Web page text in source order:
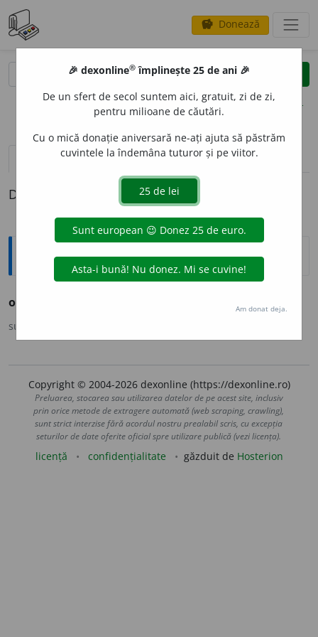
savings Donează
clear
opțiuni
definiții (1) pronunțievolume_up (50)
Definiția cu ID-ul 1162521:
Ortografice DOOM
ou
sursa:
Copyright © 2004-2026 dexonline (https://dexonline.ro)
Preluarea, stocarea sau utilizarea datelor de pe acest site, inclusiv
prin orice metode de extragere automată (web scraping, crawling),
sunt strict interzise fără acordul nostru prealabil scris, cu excepția
seturilor de date oferite oficial spre utilizare publică (vezi licența).
licență confidențialitate găzduit de Hosterion
🎉 dexonline® împlinește 25 de ani 🎉
De un sfert de secol suntem aici, gratuit, zi de zi,
pentru milioane de căutări.
Cu o mică donație aniversară ne-ați ajuta să păstrăm
cuvintele la îndemâna tuturor și pe viitor.
Am donat deja.